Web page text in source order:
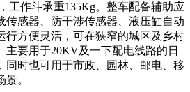
工作斗承重135Kg。整车配备辅助应
传感器、防干涉传感器、液压缸自动
行方便灵活，可在狭窄的城区及乡村
主要用于20KV及一下配电线路的日
同时也可用于市政、园林、邮电、移
。